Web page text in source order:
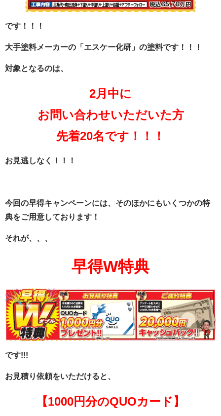
です！！！
大手塗料メーカーの「エスケー化研」の塗料です！！！
対象となるのは、
2月中に
お問い合わせいただいた方
先着20名です！！！
お見逃しなく！！！
今回の早得キャンペーンには、そのほかにもいくつかの特
典をご用意しております！
それが、、、
早得W特典
です!!!
お見積り依頼をいただけると、
【1000円分のQUOカード】